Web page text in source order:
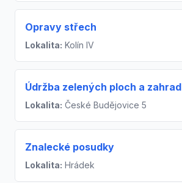
Opravy střech
Lokalita: Kolín IV
Údržba zelených ploch a zahrad
Lokalita: České Budějovice 5
Znalecké posudky
Lokalita: Hrádek